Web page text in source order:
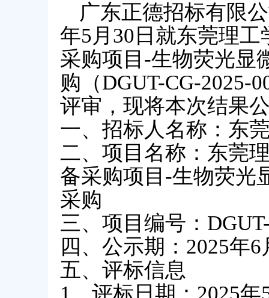
广东正德招标有限
年5月 30 日就东莞理工
采购项目 -生物荧光显
购 （DGUT-CG-2025-
评审，现将本次结果
一、招标人名称：东
二、项目名称： 东莞
备采购项目 -生物荧光
采购
三、项目编号：
四、公示期： 2025年6
五、评标信息